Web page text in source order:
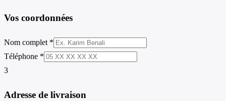
Vos coordonnées
Nom complet *
Téléphone *
3
Adresse de livraison